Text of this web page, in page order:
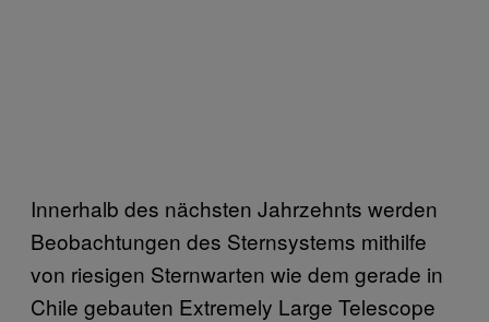
Innerhalb des nächsten Jahrzehnts werden
Beobachtungen des Sternsystems mithilfe
von riesigen Sternwarten wie dem gerade in
Chile gebauten Extremely Large Telescope